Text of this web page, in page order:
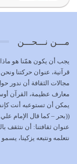
الوظيفة عبارة
وَالْمُنْفِقِينَ…
يوليو 17, 2026
الاعتصام بحبل
وبين الله يترتب
يوليو 16, 2026
إما أن نحاول أن
مـــن نـــحـــن
يجب أن يكون همّنا هو ماذا؟
قرآنية، عنوان حركتنا
مجالات الثقافة أن ندور
معارف عظيمة، القرآن
يمكن أن تستوعبه أنت
((بحر – كما قال الإمام
عنوان ثقافتنا: أن نتثقف
نتعلمه ونتبعه يزكينا،